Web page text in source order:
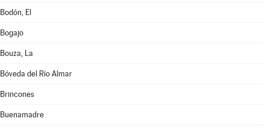
Bodón, El
Bogajo
Bouza, La
Bóveda del Río Almar
Brincones
Buenamadre